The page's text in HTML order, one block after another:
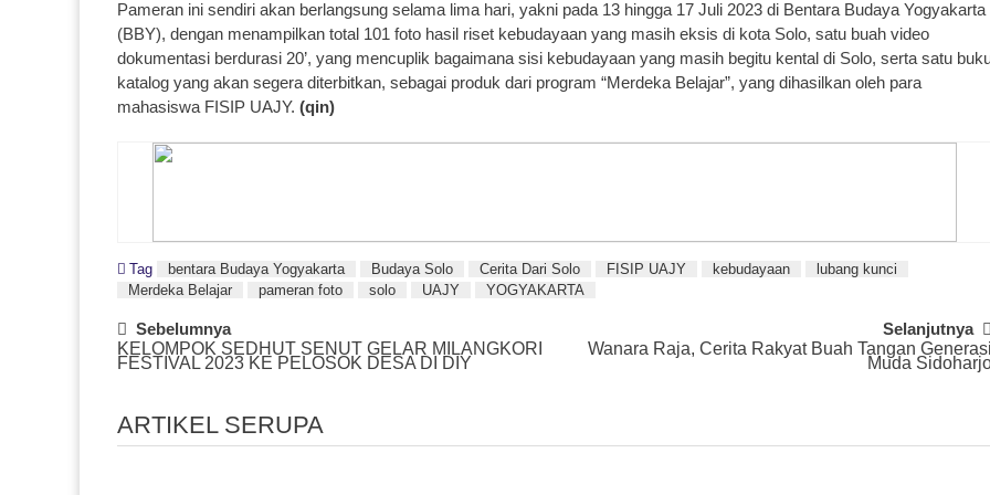
Pameran ini sendiri akan berlangsung selama lima hari, yakni pada 13 hingga 17 Juli 2023 di Bentara Budaya Yogyakarta
(BBY), dengan menampilkan total 101 foto hasil riset kebudayaan yang masih eksis di kota Solo, satu buah video
dokumentasi berdurasi 20’, yang mencuplik bagaimana sisi kebudayaan yang masih begitu kental di Solo, serta satu
katalog yang akan segera diterbitkan, sebagai produk dari program “Merdeka Belajar”, yang dihasilkan oleh para
mahasiswa FISIP UAJY. (qin)
Tag bentara Budaya Yogyakarta Budaya Solo Cerita Dari Solo FISIP UAJY kebudayaan
lubang kunci
Merdeka Belajar
pameran foto solo UAJY YOGYAKARTA
Post
Navigation
Sebelumnya
KELOMPOK SEDHUT SENUT GELAR MILANGKORI
FESTIVAL 2023 KE PELOSOK DESA DI DIY
Selanjutnya
Wanara Raja, Cerita Rakyat Buah Tangan Generasi
Muda
ARTIKEL SERUPA